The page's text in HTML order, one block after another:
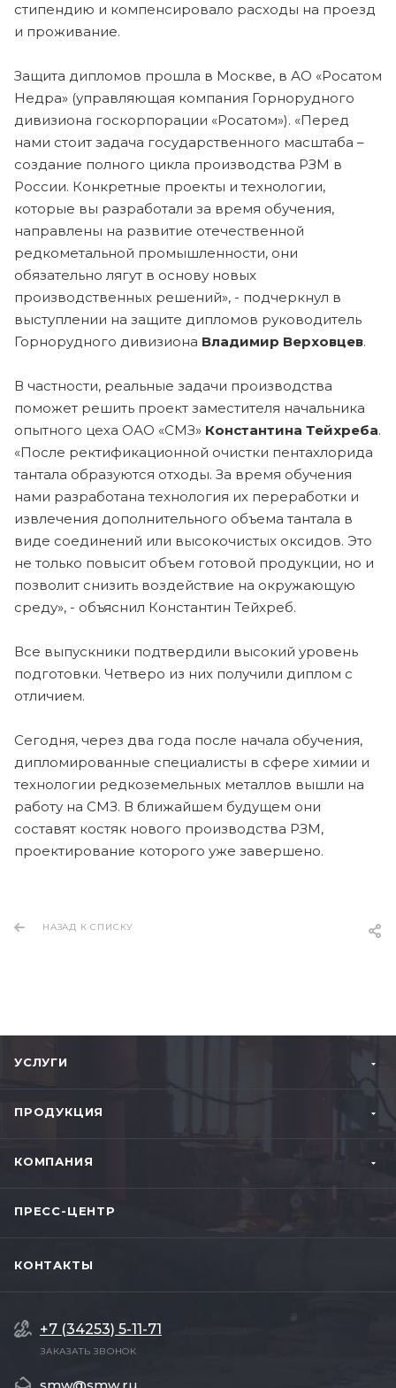
стипендию и компенсировало расходы на проезд
и проживание.
Защита дипломов прошла в Москве, в АО «Росатом
Недра» (управляющая компания Горнорудного
дивизиона госкорпорации «Росатом»). «Перед
нами стоит задача государственного масштаба –
создание полного цикла производства РЗМ в
России. Конкретные проекты и технологии,
которые вы разработали за время обучения,
направлены на развитие отечественной
редкометальной промышленности, они
обязательно лягут в основу новых
производственных решений», - подчеркнул в
выступлении на защите дипломов руководитель
Горнорудного дивизиона Владимир Верховцев.
В частности, реальные задачи производства
поможет решить проект заместителя начальника
опытного цеха ОАО «СМЗ» Константина Тейхреба.
«После ректификационной очистки пентахлорида
тантала образуются отходы. За время обучения
нами разработана технология их переработки и
извлечения дополнительного объема тантала в
виде соединений или высокочистых оксидов. Это
не только повысит объем готовой продукции, но и
позволит снизить воздействие на окружающую
среду», - объяснил Константин Тейхреб.
Все выпускники подтвердили высокий уровень
подготовки. Четверо из них получили диплом с
отличием.
Сегодня, через два года после начала обучения,
дипломированные специалисты в сфере химии и
технологии редкоземельных металлов вышли на
работу на СМЗ. В ближайшем будущем они
составят костяк нового производства РЗМ,
проектирование которого уже завершено.
НАЗАД К СПИСКУ
УСЛУГИ
ПРОДУКЦИЯ
КОМПАНИЯ
ПРЕСС-ЦЕНТР
КОНТАКТЫ
+7 (34253) 5-11-71
ЗАКАЗАТЬ ЗВОНОК